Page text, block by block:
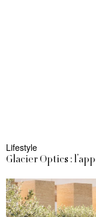
Lifestyle
Glacier Optics :